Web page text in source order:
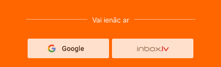
Vai ienāc ar